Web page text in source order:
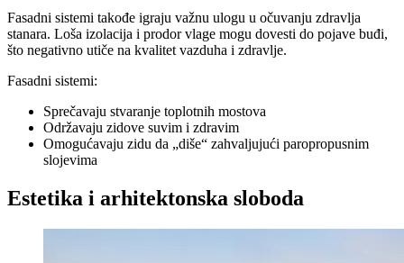
Fasadni sistemi takođe igraju važnu ulogu u očuvanju zdravlja
stanara. Loša izolacija i prodor vlage mogu dovesti do pojave buđi,
što negativno utiče na kvalitet vazduha i zdravlje.
Fasadni sistemi:
Sprečavaju stvaranje toplotnih mostova
Održavaju zidove suvim i zdravim
Omogućavaju zidu da „diše“ zahvaljujući paropropusnim
slojevima
Estetika i arhitektonska sloboda